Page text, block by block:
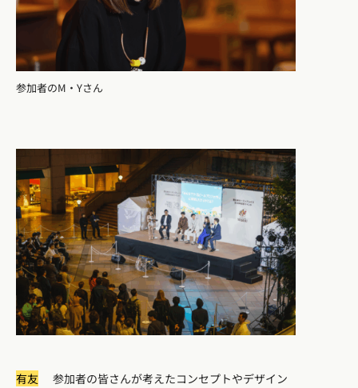
参加者のM・Yさん
有友 参加者の皆さんが考えたコンセプトやデザイン